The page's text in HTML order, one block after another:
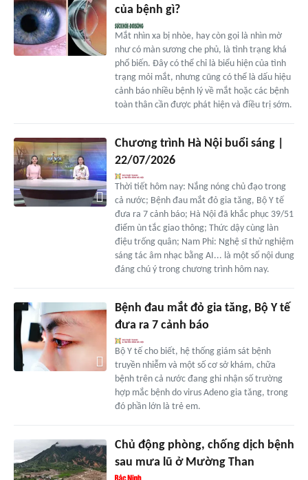
của bệnh gì?
Mắt nhìn xa bị nhòe, hay còn gọi là nhìn mờ
như có màn sương che phủ, là tình trạng khá
phổ biến. Đây có thể chỉ là biểu hiện của tình
trạng mỏi mắt, nhưng cũng có thể là dấu hiệu
cảnh báo nhiều bệnh lý về mắt hoặc các bệnh
toàn thân cần được phát hiện và điều trị sớm.
Chương trình Hà Nội buổi sáng |
22/07/2026
Thời tiết hôm nay: Nắng nóng chủ đạo trong
cả nước; Bệnh đau mắt đỏ gia tăng, Bộ Y tế
đưa ra 7 cảnh báo; Hà Nội đã khắc phục 39/51
điểm ùn tắc giao thông; Thức dậy cùng làn
điệu trống quân; Nam Phi: Nghệ sĩ thử nghiệm
sáng tác âm nhạc bằng AI... là một số nội dung
đáng chú ý trong chương trình hôm nay.
Bệnh đau mắt đỏ gia tăng, Bộ Y tế
đưa ra 7 cảnh báo
Bộ Y tế cho biết, hệ thống giám sát bệnh
truyền nhiễm và một số cơ sở khám, chữa
bệnh trên cả nước đang ghi nhận số trường
hợp mắc bệnh do virus Adeno gia tăng, trong
đó phần lớn là trẻ em.
Chủ động phòng, chống dịch bệnh
sau mưa lũ ở Mường Than